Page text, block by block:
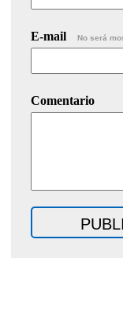
E-mail No será
Comentario